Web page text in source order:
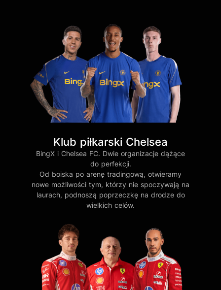
Klub piłkarski Chelsea
BingX i Chelsea FC. Dwie organizacje dążące
do perfekcji.
Od boiska po arenę tradingową, otwieramy
nowe możliwości tym, którzy nie spoczywają na
laurach, podnoszą poprzeczkę na drodze do
wielkich celów.